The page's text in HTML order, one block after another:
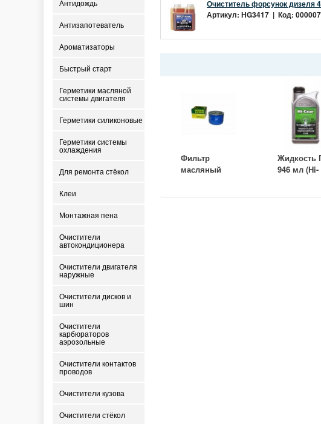
Антидождь
Антизапотеватель
Ароматизаторы
Быстрый старт
Герметики масляной
системы двигателя
Герметики силиконовые
Герметики системы
охлаждения
Для ремонта стёкол
Клеи
Монтажная пена
Очистители
автокондиционера
Очистители двигателя
наружные
Очистители дисков и
шин
Очистители
карбюраторов
аэрозольные
Очистители контактов
проводов
Очистители кузова
Очистители стёкол
Очиститель форсунок дизеля
Артикул: HG3417 | Код:
Фильтр
масляный
Жидкость
946 мл (Hi-